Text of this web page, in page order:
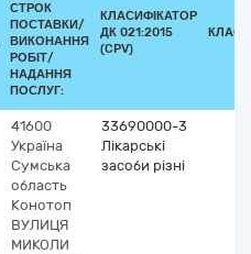
СТРОК
ПОСТАВКИ/
ВИКОНАННЯ
РОБІТ/
НАДАННЯ
ПОСЛУГ:
КЛАСИФІКАТОР
ДК 021:2015
(CPV)
41600
Україна
Сумська
область
Конотоп
ВУЛИЦЯ
МИКОЛИ
33690000-3
Лікарські
засоби різні